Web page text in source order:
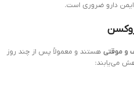
دارو ضروری است.
و موقتی هستند و معمولاً پس از چند روز
می‌یابند: